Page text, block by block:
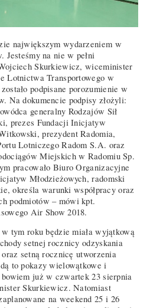
największym wydarzeniem w
Jesteśmy na nie w pełni
Skurkiewicz, wiceminister
Lotnictwa Transportowego w
podpisane porozumienie w
Na dokumencie podpisy złożyli:
generalny Rodzajów Sił
prezes Fundacji Inicjatyw
prezydent Radomia,
Lotniczego Radom S.A. oraz
Miejskich w Radomiu Sp.
pracowało Biuro Organizacyjne
Młodzieżowych, radomski
określa warunki współpracy oraz
podmiotów – mówi kpt.
Air Show 2018.
tym roku będzie miała wyjątkową
setnej rocznicy odzyskania
setną rocznicę utworzenia
to pokazy wielowątkowe i
już w czwartek 23 sierpnia
Skurkiewicz. Natomiast
na weekend 25 i 26